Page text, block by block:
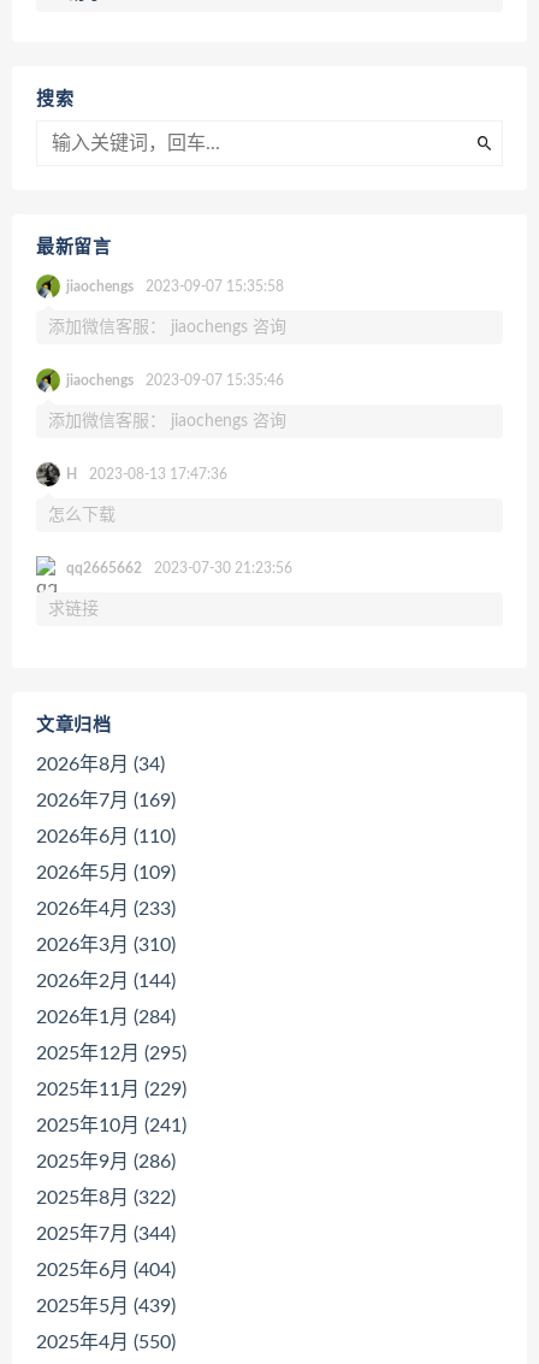
搜索
最新留言
jiaochengs 2023-09-07 15:35:58
添加微信客服： jiaochengs 咨询
jiaochengs 2023-09-07 15:35:46
添加微信客服： jiaochengs 咨询
H 2023-08-13 17:47:36
怎么下载
qq2665662 2023-07-30 21:23:56
求链接
文章归档
2026年8月 (34)
2026年7月 (169)
2026年6月 (110)
2026年5月 (109)
2026年4月 (233)
2026年3月 (310)
2026年2月 (144)
2026年1月 (284)
2025年12月 (295)
2025年11月 (229)
2025年10月 (241)
2025年9月 (286)
2025年8月 (322)
2025年7月 (344)
2025年6月 (404)
2025年5月 (439)
2025年4月 (550)